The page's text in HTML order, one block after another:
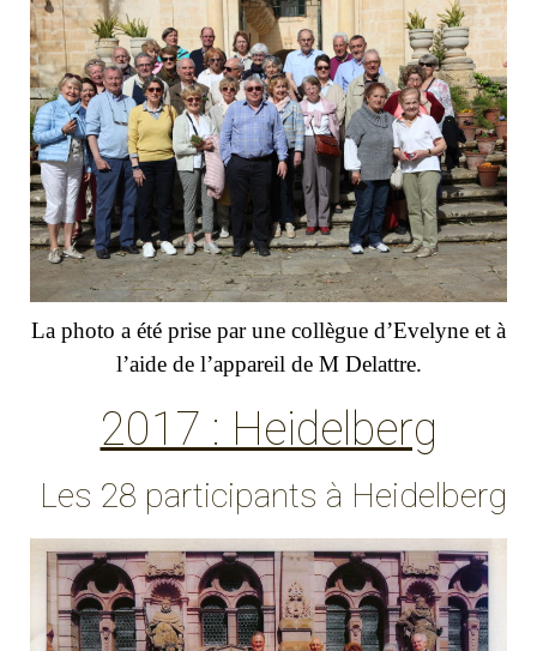
La photo a été prise par une collègue d’Evelyne et à
l’aide de l’appareil de M Delattre.
2017 : Heidelberg
Les 28 participants à Heidelberg